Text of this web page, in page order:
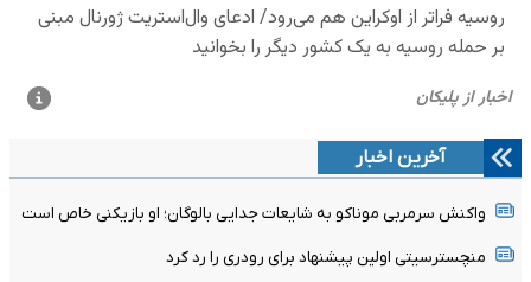
آخرین اخبار
واکنش سرمربی موناکو به شایعات جدایی بالوگان؛ او بازیکنی خاص است
منچسترسیتی اولین پیشنهاد برای رودری را رد کرد